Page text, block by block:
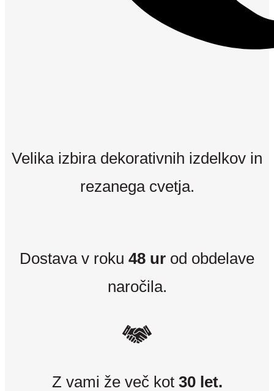
Velika izbira dekorativnih izdelkov in
rezanega cvetja.
Dostava v roku 48 ur od obdelave
naročila.
Z vami že več kot 30 let.